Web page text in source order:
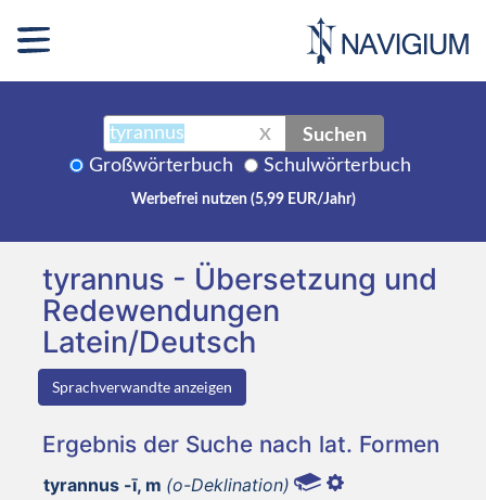
X Suchen
Großwörterbuch Schulwörterbuch
Werbefrei nutzen (5,99 EUR/Jahr)
tyrannus - Übersetzung und
Redewendungen
Latein/Deutsch
Sprachverwandte anzeigen
Ergebnis der Suche nach lat. Formen
tyrannus -ī, m (o-Deklination)